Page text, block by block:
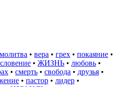
молитва • вера • грех • покаяние •
• ЖИЗНЬ • любовь •
• смерть • свобода • друзья •
• пастор • лидер •